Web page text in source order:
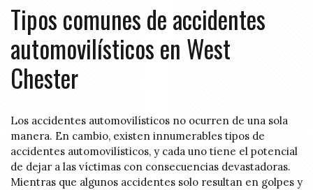
Tipos comunes de accidentes
automovilísticos en West
Chester
Los accidentes automovilísticos no ocurren de una sola
manera. En cambio, existen innumerables tipos de
accidentes automovilísticos, y cada uno tiene el potencial
de dejar a las víctimas con consecuencias devastadoras.
Mientras que algunos accidentes solo resultan en golpes y